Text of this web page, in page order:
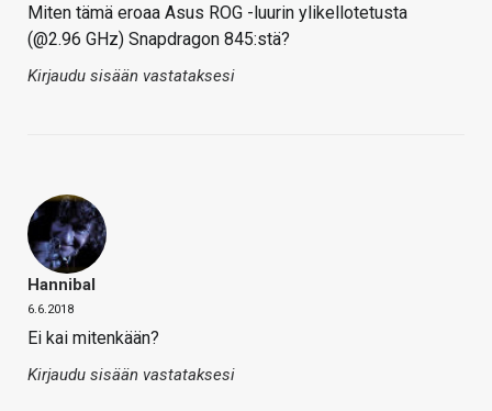
Miten tämä eroaa Asus ROG -luurin ylikellotetusta
(@2.96 GHz) Snapdragon 845:stä?
Kirjaudu sisään vastataksesi
Hannibal
6.6.2018
Ei kai mitenkään?
Kirjaudu sisään vastataksesi